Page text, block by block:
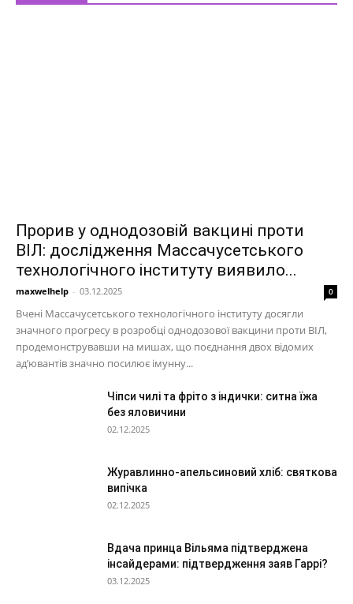
Прорив у однодозовій вакцині проти
ВІЛ: дослідження Массачусетського
технологічного інституту виявило...
maxwelhelp - 03.12.2025 0
Вчені Массачусетського технологічного інституту досягли
значного прогресу в розробці однодозової вакцини проти ВІЛ,
продемонструвавши на мишах, що поєднання двох відомих
ад’ювантів значно посилює імунну...
Чіпси чилі та фріто з індички: ситна їжа
без яловичини
02.12.2025
Журавлинно-апельсиновий хліб: святкова
випічка
02.12.2025
Вдача принца Вільяма підтверджена
інсайдерами: підтвердження заяв Гаррі?
03.12.2025